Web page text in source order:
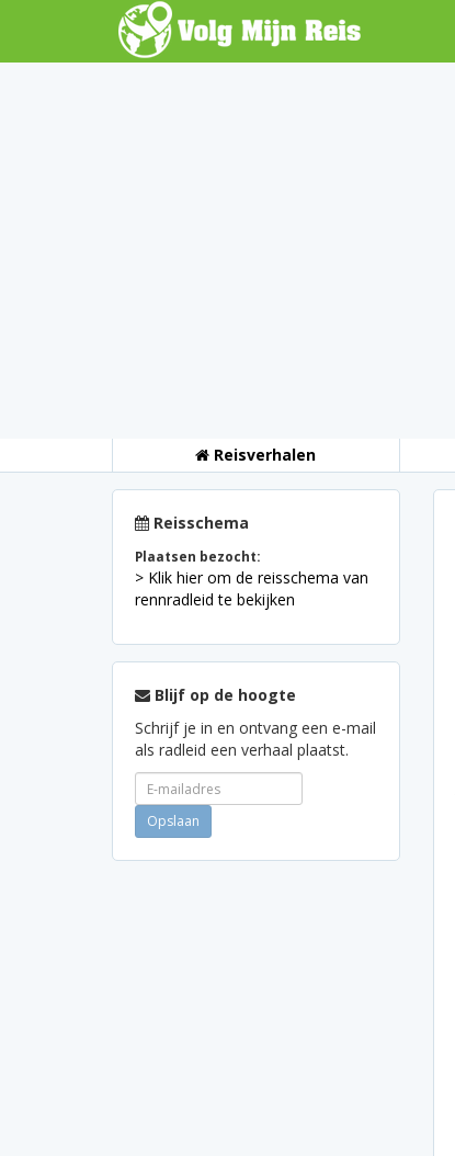
Reisverhalen
Reisschema
Plaatsen bezocht:
> Klik hier om de reisschema van
rennradleid te bekijken
Blijf op de hoogte
Schrijf je in en ontvang een e-mail
als radleid een verhaal plaatst.